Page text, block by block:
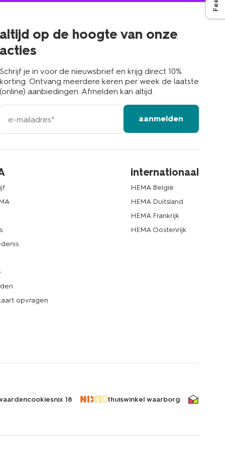
altijd op de hoogte van onze
acties
Schrijf je in voor de nieuwsbrief en krijg direct 10%
korting. Ontvang meerdere keren per week de laatste
(online) aanbiedingen. Afmelden kan altijd.
e-
mailadres
aanmelden
opvragen
internationaal
HEMA België
HEMA Duitsland
HEMA Frankrijk
HEMA Oostenrijk
cookiesnix 18 thuiswinkel waarborg